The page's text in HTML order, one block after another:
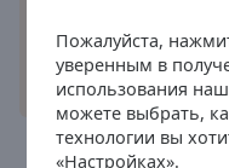
Пожалуйста,
уверенным в
использования
можете выбрать,
технологии вы
«Настройках».
Background